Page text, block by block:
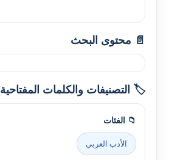
📄 محتوى البحث
🏷️ التصنيفات والكلمات المفتاحية
📁 الفئات
الأدب العربي